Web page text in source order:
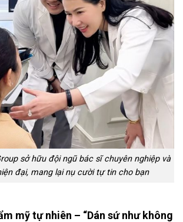
sở hữu đội ngũ bác sĩ chuyên nghiệp và
đại, mang lại nụ cười tự tin cho bạn
mỹ tự nhiên – “Dán sứ như không